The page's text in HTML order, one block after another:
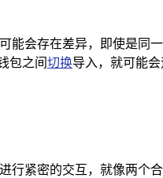
能会存在差异，即使是同
包之间切换导入，就可能
行紧密的交互，就像两个